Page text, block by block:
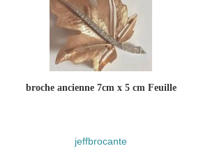
broche ancienne 7cm x 5 cm Feuille
jeffbrocante